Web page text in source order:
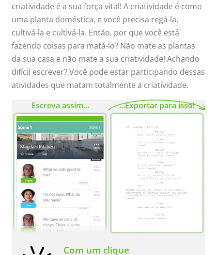
criatividade é a sua força vital! A criatividade é como
uma planta doméstica, e você precisa regá-la,
cultivá-la e cultivá-la. Então, por que você está
fazendo coisas para matá-lo? Não mate as plantas
da sua casa e não mate a sua criatividade! Achando
difícil escrever? Você pode estar participando dessas
atividades que matam totalmente a criatividade.
Com um clique
Escreva assim... ...Exportar para isso!